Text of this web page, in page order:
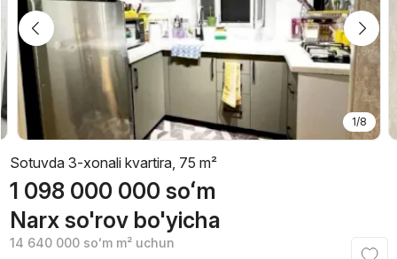
1/8
Sotuvda 3-xonali kvartira, 75 m²
1 098 000 000 soʻm
Narx so'rov bo'yicha
14 640 000 soʻmm² uchun